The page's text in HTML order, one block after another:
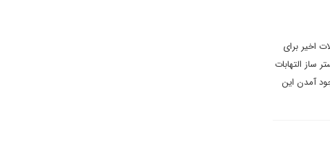
اخیر برای
التهابات
آمدن این